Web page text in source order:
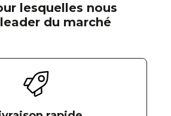
lesquelles nous
du marché